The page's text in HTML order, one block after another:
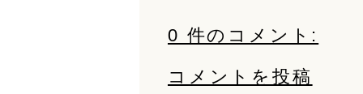
0 件のコメント:
コメントを投稿